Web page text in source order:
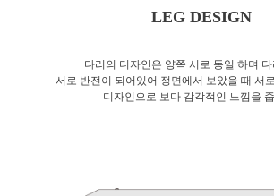
LEG DESIGN
다리의 디자인은 양쪽 서로 동일 하며 다
서로 반전이 되어있어 정면에서 보았을 때 서
디자인으로 보다 감각적인 느낌을